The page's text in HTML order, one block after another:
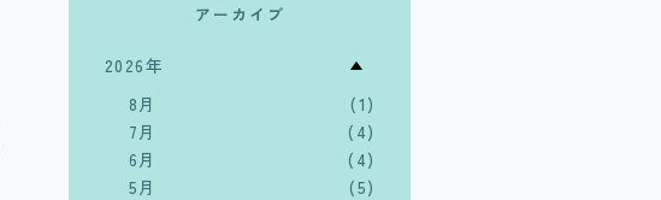
アーカイブ
2026年
8月
(1)
7月
(4)
6月
(4)
5月
(5)